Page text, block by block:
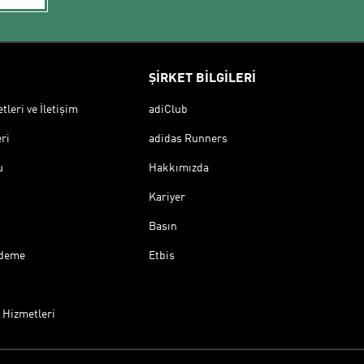
ve İletişim
Hizmetleri
ŞİRKET BİLGİLERİ
adiClub
adidas Runners
Hakkımızda
Kariyer
Basın
Etbis